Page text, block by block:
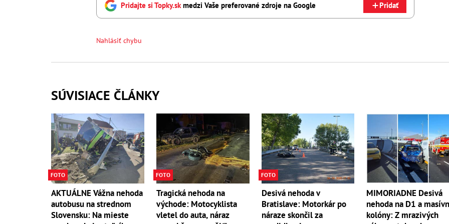
Pridajte si Topky.sk medzi Vaše preferované zdroje na Google Pridať
Nahlásiť chybu
SÚVISIACE ČLÁNKY
FOTO
AKTUÁLNE Vážna nehoda
autobusu na strednom
Slovensku: Na mieste
FOTO
Tragická nehoda na
východe: Motocyklista
vletel do auta, náraz
FOTO
Desivá nehoda v
Bratislave: Motorkár po
náraze skončil za
MIMORIADNE Desivá
nehoda na D1 a
kolóny: Z mrazivých